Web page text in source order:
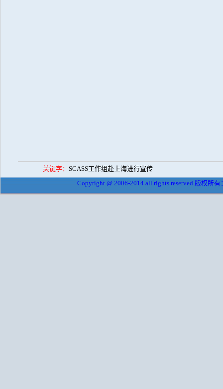
关键字： SCASS工作组赴上海进行宣传
Copyright @ 2006-2014 all rights reserved 版权所